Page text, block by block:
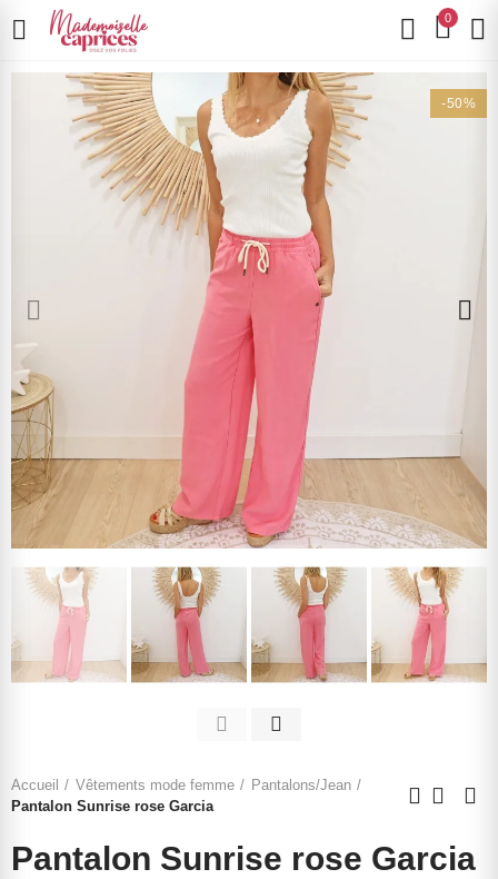
0
-50%
Accueil Vêtements mode femme
Pantalons/Jean
Pantalon Sunrise rose Garcia
Pantalon Sunrise rose Garcia